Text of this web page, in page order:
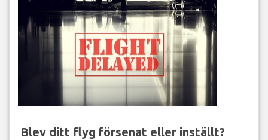
Blev ditt flyg försenat eller inställt?